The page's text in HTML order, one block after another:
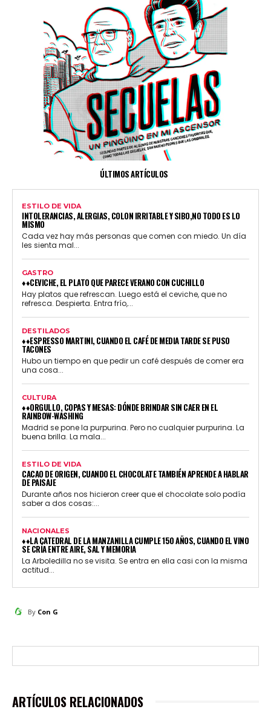
ÚLTIMOS ARTÍCULOS
ESTILO DE VIDA
INTOLERANCIAS, ALERGIAS, COLON IRRITABLE Y SIBO,NO TODO ES LO
MISMO
Cada vez hay más personas que comen con miedo. Un día
les sienta mal...
GASTRO
♦♦CEVICHE, EL PLATO QUE PARECE VERANO CON CUCHILLO
Hay platos que refrescan. Luego está el ceviche, que no
refresca. Despierta. Entra frío,...
DESTILADOS
♦♦ESPRESSO MARTINI, CUANDO EL CAFÉ DE MEDIA TARDE SE PUSO
TACONES
Hubo un tiempo en que pedir un café después de comer era
una cosa...
CULTURA
♦♦ORGULLO, COPAS Y MESAS: DÓNDE BRINDAR SIN CAER EN EL
RAINBOW-WASHING
Madrid se pone la purpurina. Pero no cualquier purpurina. La
buena brilla. La mala...
ESTILO DE VIDA
CACAO DE ORIGEN, CUANDO EL CHOCOLATE TAMBIÉN APRENDE A HABLAR
DE PAISAJE
Durante años nos hicieron creer que el chocolate solo podía
saber a dos cosas:...
NACIONALES
♦♦LA CATEDRAL DE LA MANZANILLA CUMPLE 150 AÑOS, CUANDO EL VINO
SE CRÍA ENTRE AIRE, SAL Y MEMORIA
La Arboledilla no se visita. Se entra en ella casi con la misma
actitud...
By Con G
ARTÍCULOS RELACIONADOS